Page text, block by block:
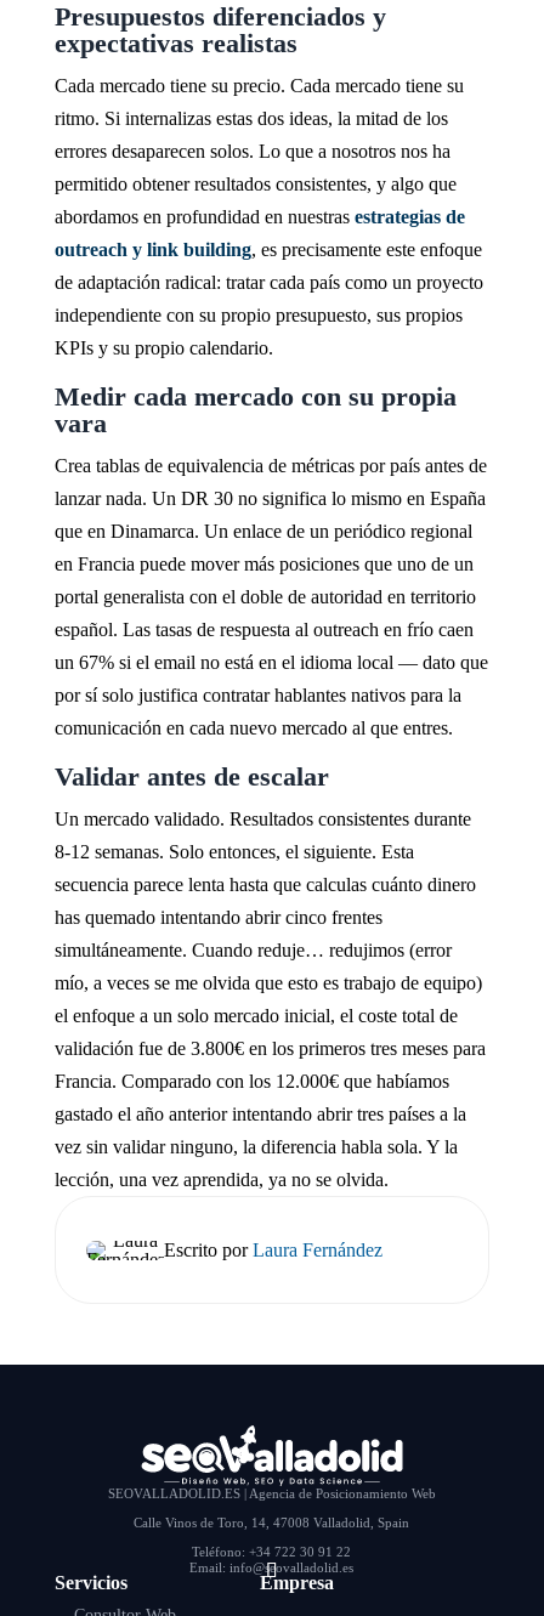
Presupuestos diferenciados y
expectativas realistas
Cada mercado tiene su precio. Cada mercado tiene su
ritmo. Si internalizas estas dos ideas, la mitad de los
errores desaparecen solos. Lo que a nosotros nos ha
permitido obtener resultados consistentes, y algo que
abordamos en profundidad en nuestras estrategias de
outreach y link building, es precisamente este enfoque
de adaptación radical: tratar cada país como un proyecto
independiente con su propio presupuesto, sus propios
KPIs y su propio calendario.
Medir cada mercado con su propia
vara
Crea tablas de equivalencia de métricas por país antes de
lanzar nada. Un DR 30 no significa lo mismo en España
que en Dinamarca. Un enlace de un periódico regional
en Francia puede mover más posiciones que uno de un
portal generalista con el doble de autoridad en territorio
español. Las tasas de respuesta al outreach en frío caen
un 67% si el email no está en el idioma local — dato que
por sí solo justifica contratar hablantes nativos para la
comunicación en cada nuevo mercado al que entres.
Validar antes de escalar
Un mercado validado. Resultados consistentes durante
8-12 semanas. Solo entonces, el siguiente. Esta
secuencia parece lenta hasta que calculas cuánto dinero
has quemado intentando abrir cinco frentes
simultáneamente. Cuando reduje… redujimos (error
mío, a veces se me olvida que esto es trabajo de equipo)
el enfoque a un solo mercado inicial, el coste total de
validación fue de 3.800€ en los primeros tres meses para
Francia. Comparado con los 12.000€ que habíamos
gastado el año anterior intentando abrir tres países a la
vez sin validar ninguno, la diferencia habla sola. Y la
lección, una vez aprendida, ya no se olvida.
Escrito porLaura Fernández
SEOVALLADOLID.ES | Agencia de Posicionamiento Web
Calle Vinos de Toro, 14, 47008 Valladolid, Spain
Teléfono: +34 722 30 91 22
Email: info@seovalladolid.es
Servicios Empresa